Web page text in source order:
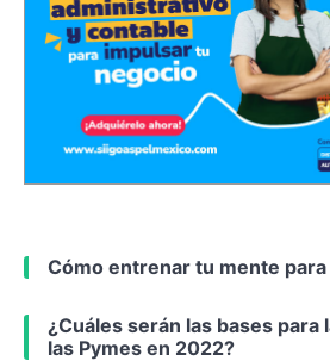
Cómo entrenar tu mente
¿Cuáles serán las bases para
las Pymes en 2022?